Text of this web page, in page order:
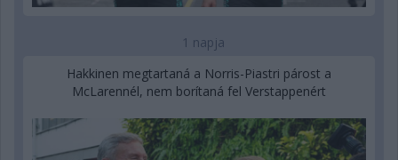
1 napja
Hakkinen megtartaná a Norris-Piastri párost a
McLarennél, nem borítaná fel Verstappenért